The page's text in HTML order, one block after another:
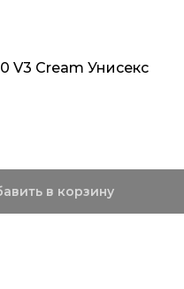
V3 Cream Унисекс
в корзину